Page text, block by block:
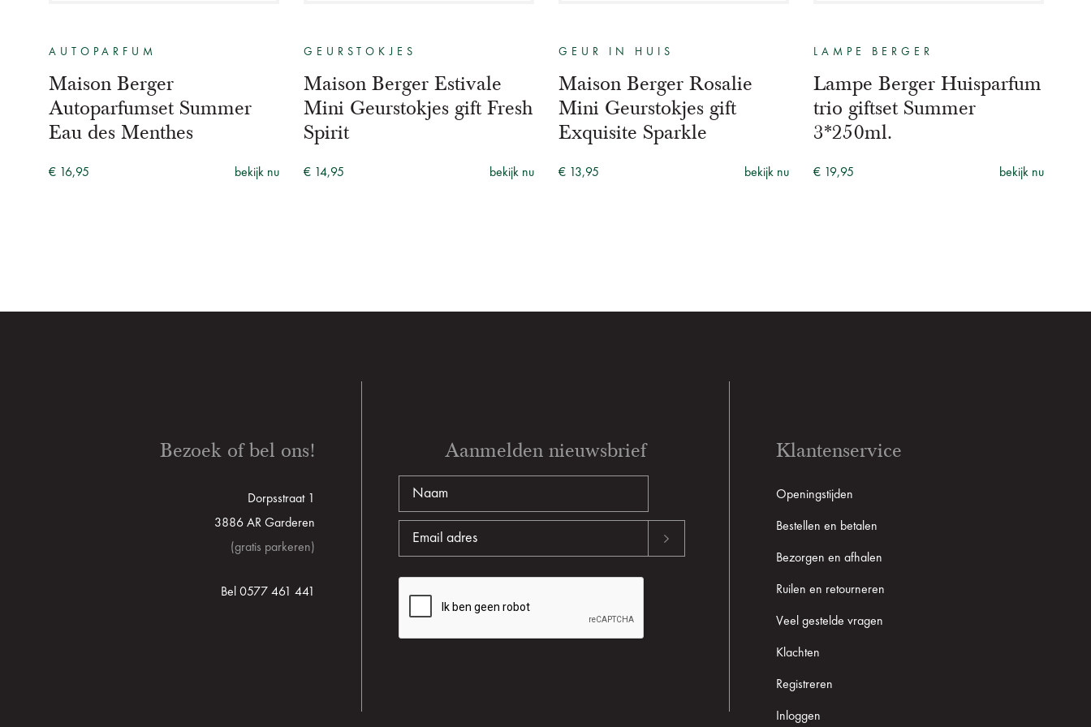
AUTOPARFUM
Maison Berger
Autoparfumset Summer
Eau des Menthes
€ 16,95 bekijk nu
GEURSTOKJES
Maison Berger Estivale
Mini Geurstokjes gift Fresh
Spirit
€ 14,95 bekijk nu
GEUR IN HUIS
Maison Berger Rosalie
Mini Geurstokjes gift
Exquisite Sparkle
€ 13,95 bekijk nu
LAMPE BERGER
Lampe Berger Huisparfum
trio giftset Summer
3*250ml.
€ 19,95 bekijk nu
Aanmelden nieuwsbrief
Bezoek of bel ons!
Dorpsstraat 1
3886 AR Garderen
(gratis parkeren)
Bel 0577 461 441
Klantenservice
Openingstijden
Bestellen en betalen
Bezorgen en afhalen
Ruilen en retourneren
Veel gestelde vragen
Klachten
Registreren
Inloggen